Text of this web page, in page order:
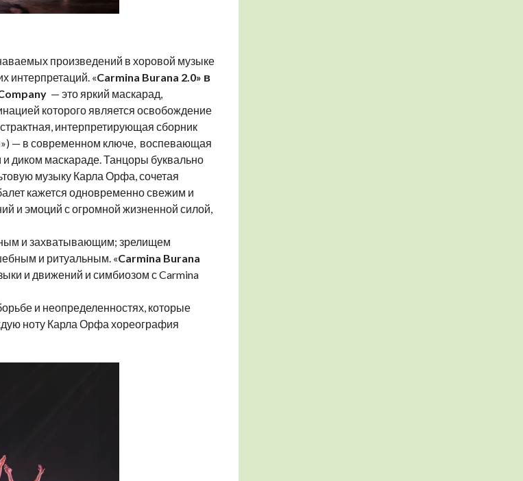
произведений в хоровой музыке
интерпретаций. «Carmina Burana 2.0» в
— это яркий маскарад,
которого является освобождение
интерпретирующая сборник
— в современном ключе, воспевающая
диком маскараде. Танцоры буквально
музыку Карла Орфа, сочетая
кажется одновременно свежим и
и эмоций с огромной жизненной силой,
и захватывающим; зрелищем
и ритуальным. «Carmina Burana
и движений и симбиозом с Carmina
и неопределенностях, которые
ноту Карла Орфа хореография